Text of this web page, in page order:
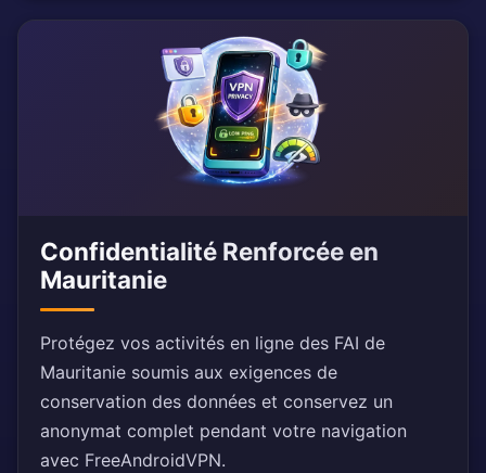
Confidentialité Renforcée en
Mauritanie
Protégez vos activités en ligne des FAI de
Mauritanie soumis aux exigences de
conservation des données et conservez un
anonymat complet pendant votre navigation
avec FreeAndroidVPN.